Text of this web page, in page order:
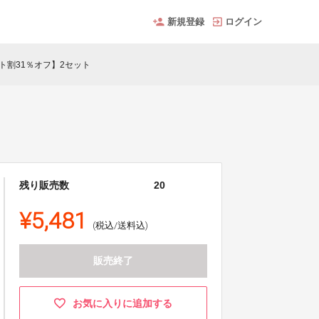
新規登録 ログイン
割31％オフ】2セット
残り販売数 20
¥5,481 (税込/送料込)
販売終了
お気に入りに追加する